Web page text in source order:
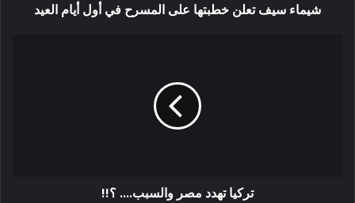
شيماء سيف تعلن خطبتها على المسرح في أول أيام العيد
تركيا تهدد مصر والسبب.... ؟!!